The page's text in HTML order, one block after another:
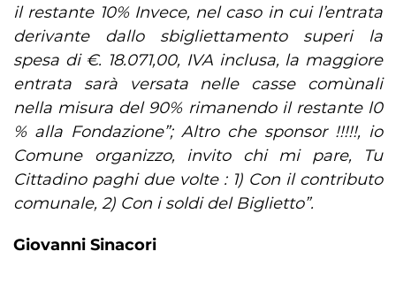
il restante 10% Invece, nel caso in cui l’entrata
derivante dallo sbigliettamento superi la
spesa di €. 18.071,00, IVA inclusa, la maggiore
entrata sarà versata nelle casse comùnali
nella misura del 90% rimanendo il restante l0
% alla Fondazione”; Altro che sponsor !!!!!, io
Comune organizzo, invito chi mi pare, Tu
Cittadino paghi due volte : 1) Con il contributo
comunale, 2) Con i soldi del Biglietto”.
Giovanni Sinacori